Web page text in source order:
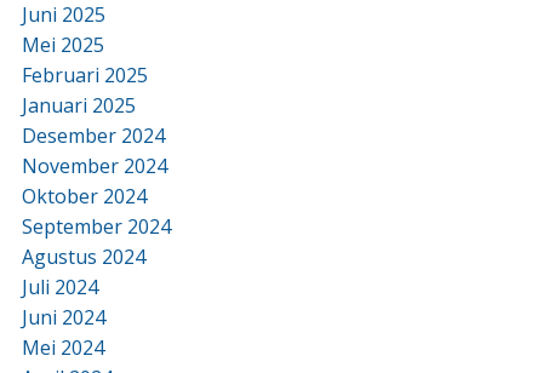
Juni 2025
Mei 2025
Februari 2025
Januari 2025
Desember 2024
November 2024
Oktober 2024
September 2024
Agustus 2024
Juli 2024
Juni 2024
Mei 2024